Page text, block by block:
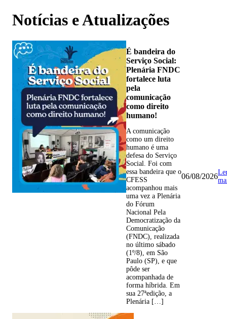
Notícias e Atualizações
É bandeira do
Serviço Social:
Plenária FNDC
fortalece luta
pela
comunicação
como direito
humano!
A comunicação
como um direito
humano é uma
defesa do Serviço
Social. Foi com
essa bandeira que o
CFESS
acompanhou mais
uma vez a Plenária
do Fórum
Nacional Pela
Democratização da
Comunicação
(FNDC), realizada
no último sábado
(1º/8), em São
Paulo (SP), e que
pôde ser
acompanhada de
forma híbrida. Em
sua 27ªedição, a
Plenária […]
06/08/2026